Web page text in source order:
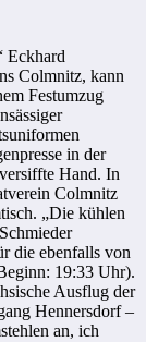
Eckhard
Colmnitz, kann
Festumzug
in der
Hand. In
Colmnitz
„Die kühlen
die ebenfalls von
19:33 Uhr).
Ausflug der
Hennersdorf –
an, ich